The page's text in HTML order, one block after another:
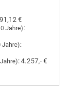
€
Jahre):
Jahre):
:4.257,- €